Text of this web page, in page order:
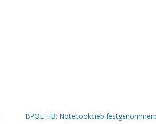
BPOL-HB: Notebookdieb festgenommen: